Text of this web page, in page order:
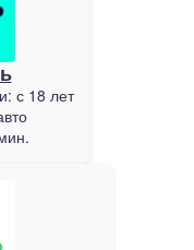
с 18 лет